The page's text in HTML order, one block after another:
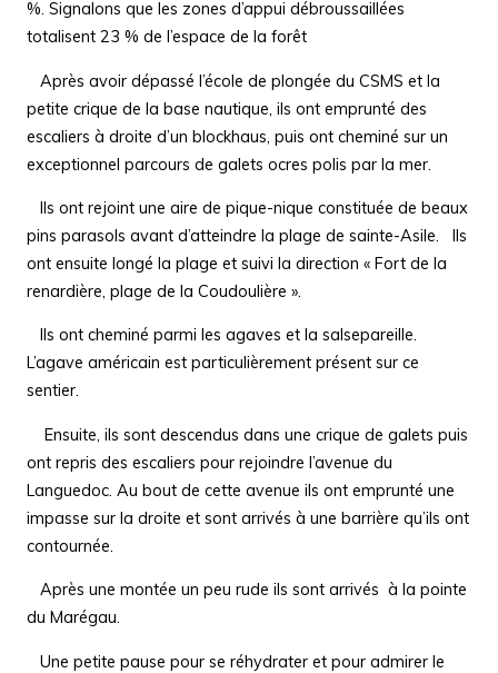
%. Signalons que les zones d’appui débroussaillées
totalisent 23 % de l’espace de la forêt
Après avoir dépassé l’école de plongée du CSMS et la
petite crique de la base nautique, ils ont emprunté des
escaliers à droite d’un blockhaus, puis ont cheminé sur un
exceptionnel parcours de galets ocres polis par la mer.
Ils ont rejoint une aire de pique-nique constituée de beaux
pins parasols avant d’atteindre la plage de sainte-Asile.Ils
ont ensuite longé la plage et suivi la direction « Fort de la
renardière, plage de la Coudoulière ».
Ils ont cheminé parmi les agaves et la salsepareille.
L’agave américain est particulièrement présent sur ce
sentier.
Ensuite, ils sont descendus dans une crique de galets puis
ont repris des escaliers pour rejoindre l’avenue du
Languedoc. Au bout de cette avenue ils ont emprunté une
impasse sur la droite et sont arrivés à une barrière qu’ils ont
contournée.
Après une montée un peu rude ils sont arrivés à la pointe
du Marégau.
Une petite pause pour se réhydrater et pour admirer le